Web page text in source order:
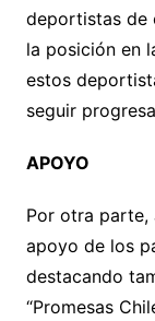
deportistas de
la posición en
estos
seguir
APOYO
Por otra parte,
apoyo de los
destacando
“Promesas